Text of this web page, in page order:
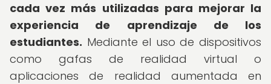
cada vez más utilizadas para mejorar la
experiencia de aprendizaje de los
estudiantes. Mediante el uso de dispositivos
como gafas de realidad virtual o
aplicaciones de realidad aumentada en